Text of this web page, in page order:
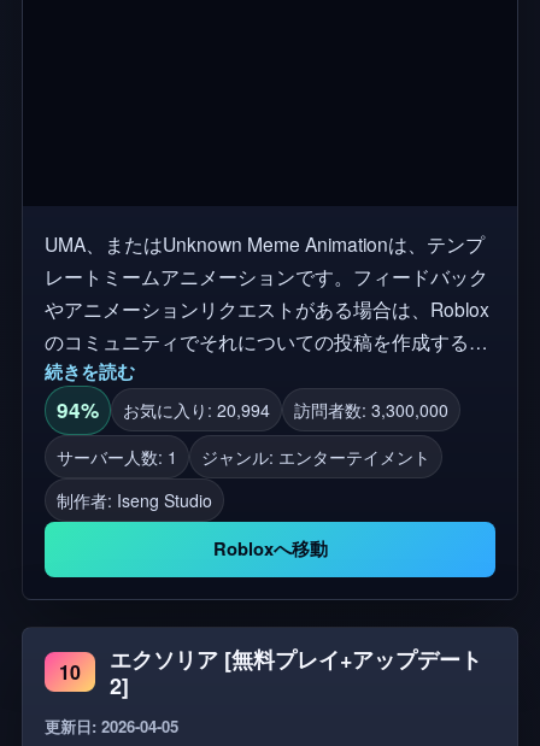
UMA、またはUnknown Meme Animationは、テンプ
レートミームアニメーションです。フィードバック
やアニメーションリクエストがある場合は、Roblox
のコミュニティでそれについての投稿を作成する
か、またはサーバーに参加できます。 未知のメムア
ニメーションのコピーを見た場合、私はゲームや何
かを販売していません。それらを報告してくださ
い。私は未知のメムアニメーションのオリジナルク
リエイターです( KamguyzaとMarkahfiは貢献者です)
- Hasweli(Martabak Asinのオーナー、Unknown
Meme Animationの作成者) すべてのアニメーション
の合計：90 V6.9を更新する 2+ アニメーション - 現
在、録音されています - 愚かな死に方 *注:ゲームパ
スを以前に購入した場合は、再度購入する必要はあ
りません 音楽がないアニメーションのリスト: - ピー
クなら踊りましょう! - アット デッドプールダンス -
続きを読む
94% お気に入り: 20,994
訪問者数: 3,300,000
サーバー人数: 1
ジャンル: エンターテイメント
制作者: Iseng Studio
Robloxへ移動
10
エクソリア [無料プレイ+アップデート
2]
更新日: 2026-04-05